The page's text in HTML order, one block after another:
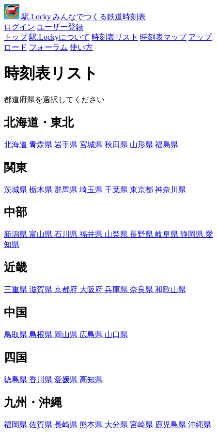
駅.Locky みんなでつくる鉄道時刻表
ログイン ユーザー登録
トップ 駅.Lockyについて 時刻表リスト 時刻表マップ アップ
ロード フォーラム 使い方
時刻表リスト
都道府県を選択してください
北海道・東北
北海道 青森県 岩手県 宮城県 秋田県 山形県 福島県
関東
茨城県 栃木県 群馬県 埼玉県 千葉県 東京都 神奈川県
中部
新潟県 富山県 石川県 福井県 山梨県 長野県 岐阜県 静岡県 愛
知県
近畿
三重県 滋賀県 京都府 大阪府 兵庫県 奈良県 和歌山県
中国
鳥取県 島根県 岡山県 広島県 山口県
四国
徳島県 香川県 愛媛県 高知県
九州・沖縄
福岡県 佐賀県 長崎県 熊本県 大分県 宮崎県 鹿児島県 沖縄県